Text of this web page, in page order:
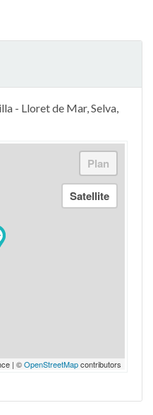
- Lloret de Mar, Selva,
| ©OpenStreetMapcontributors